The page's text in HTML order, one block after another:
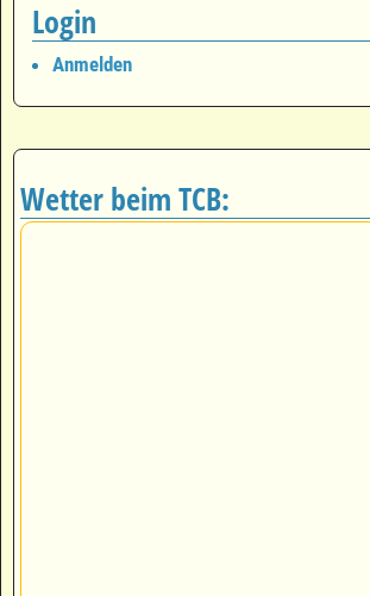
Login
Anmelden
Wetter beim TCB: